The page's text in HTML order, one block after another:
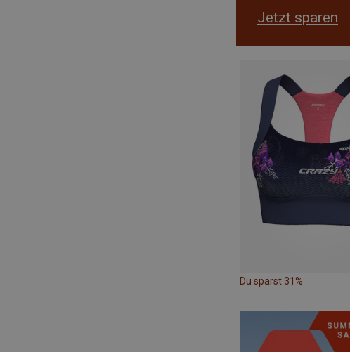
Jetzt sparen
Du sparst 31%